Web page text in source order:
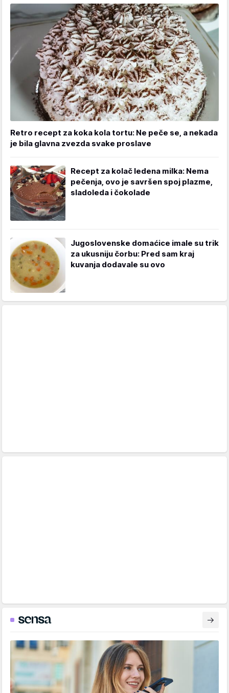
Retro recept za koka kola tortu: Ne peče se, a nekada
je bila glavna zvezda svake proslave
Recept za kolač ledena milka: Nema
pečenja, ovo je savršen spoj plazme,
sladoleda i čokolade
Jugoslovenske domaćice imale su trik
za ukusniju čorbu: Pred sam kraj
kuvanja dodavale su ovo